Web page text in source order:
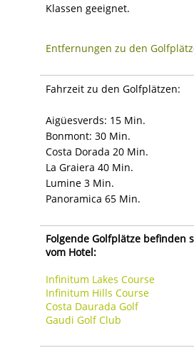
Klassen geeignet.
Entfernungen zu den
Fahrzeit zu den Golfplätzen:
Aigüesverds: 15 Min.
Bonmont: 30 Min.
Costa Dorada 20 Min.
La Graiera 40 Min.
Lumine 3 Min.
Panoramica 65 Min.
Folgende Golfplätze befinden
vom Hotel:
Infinitum Lakes Course
Infinitum Hills Course
Costa Daurada Golf
Gaudi Golf Club